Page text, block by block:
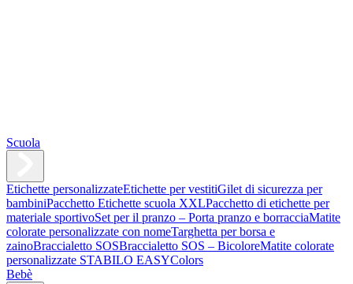
Scuola
Etichette personalizzateEtichette per vestitiGilet di sicurezza per
bambiniPacchetto Etichette scuola XXLPacchetto di etichette per
materiale sportivoSet per il pranzo – Porta pranzo e borracciaMatite
colorate personalizzate con nomeTarghetta per borsa e
zainoBraccialetto SOSBraccialetto SOS – BicoloreMatite colorate
personalizzate STABILO EASYColors
Bebè